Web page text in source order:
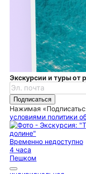
Экскурсии и туры от
Подписаться
Нажимая
условиями политики
Временно недоступно
4 часа
Пешком